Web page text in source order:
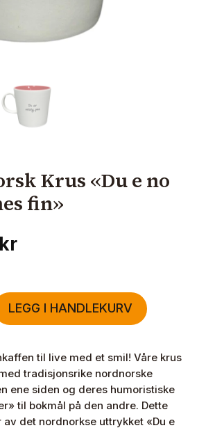
Krus «Du e no
fin»
kr
LEGG I HANDLEKURV
til live med et smil! Våre krus
tradisjonsrike nordnorske
ene siden og deres humoristiske
til bokmål på den andre. Dette
av det nordnorkse uttrykket «Du e